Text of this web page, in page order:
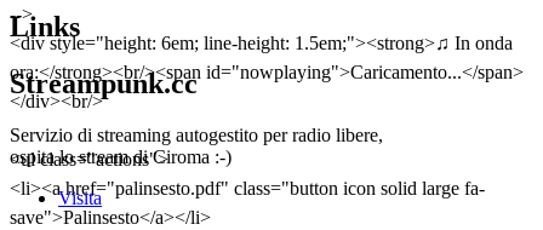
-->
<div style="height: 6em; line-height: 1.5em;"><strong>♫ In onda
ora:</strong><br/><span id="nowplaying">Caricamento...</span>
</div><br/>
<ul class="actions">
<li><a href="palinsesto.pdf" class="button icon solid large fa-
save">Palinsesto</a></li>
Links
Streampunk.cc
Servizio di streaming autogestito per radio libere,
ospita lo stream di Ciroma :-)
Visita